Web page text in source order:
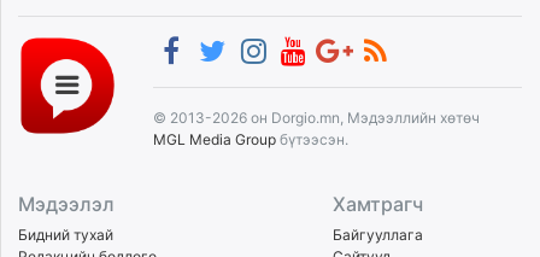
© 2013-2026 он Dorgio.mn, Мэдээллийн хөтөч
MGL Media Group бүтээсэн.
Мэдээлэл
Бидний тухай
Хамтрагч
Байгууллага